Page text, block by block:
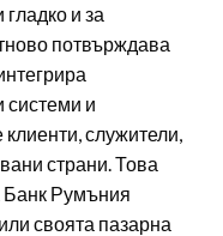
и за
потвърждава
системи и
служители,
страни. Това
Банк Румъния
своята пазарна